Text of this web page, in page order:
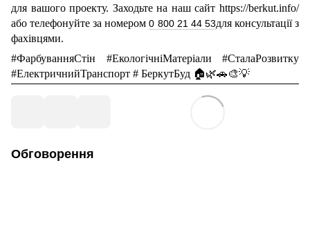
для вашого проекту. Заходьте на нашсайтhttps://berkut.info/
аботелефонуйтеза номером0 800 21 44 53для консультації з
фахівцями.
#ФарбуванняСтін #ЕкологічніМатеріали #СталаРозвитку
#ЕлектричнийТранспорт # БеркутБуд 🏠🌿🚗🎨💡
Обговорення